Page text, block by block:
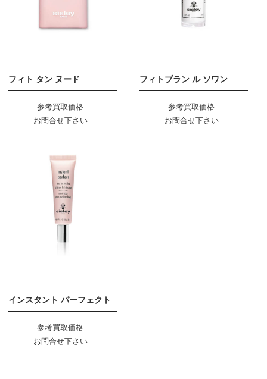
フィト タン ヌード
参考買取価格
お問合せ下さい
フィトブラン ル ソワン
参考買取価格
お問合せ下さい
インスタント パーフェクト
参考買取価格
お問合せ下さい